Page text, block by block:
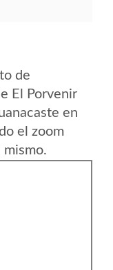
de
El Porvenir
en
el zoom
mismo.